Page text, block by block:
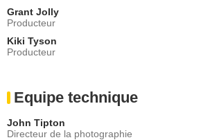
Grant Jolly
Producteur
Kiki Tyson
Producteur
Equipe technique
John Tipton
Directeur de la photographie